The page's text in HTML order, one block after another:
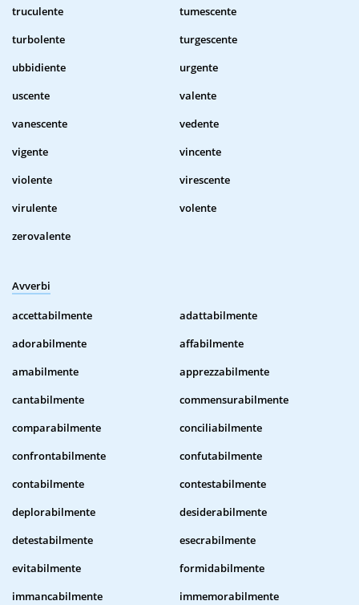
truculente
tumescente
turbolente
turgescente
ubbidiente
urgente
uscente
valente
vanescente
vedente
vigente
vincente
violente
virescente
virulente
volente
zerovalente
Avverbi
accettabilmente
adattabilmente
adorabilmente
affabilmente
amabilmente
apprezzabilmente
cantabilmente
commensurabilmente
comparabilmente
conciliabilmente
confrontabilmente
confutabilmente
contabilmente
contestabilmente
deplorabilmente
desiderabilmente
detestabilmente
esecrabilmente
evitabilmente
formidabilmente
immancabilmente
immemorabilmente